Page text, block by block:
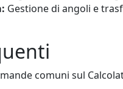
Gestione di angoli e
comuni sul